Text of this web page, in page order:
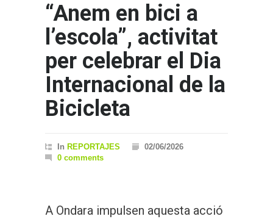
“Anem en bici a
l’escola”, activitat
per celebrar el Dia
Internacional de la
Bicicleta
In REPORTAJES
02/06/2026
0 comments
A Ondara impulsen aquesta acció